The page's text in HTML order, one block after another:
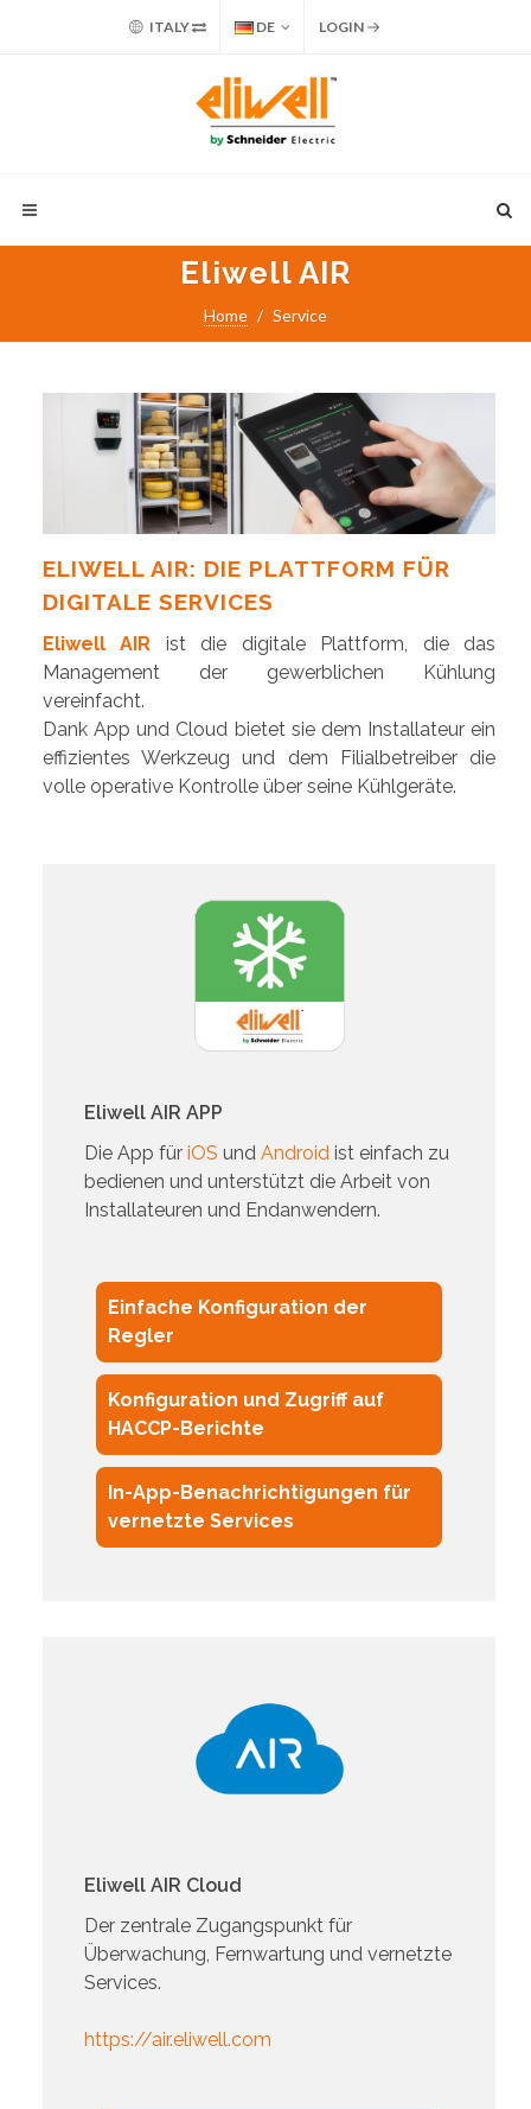
ITALY DE LOGIN
Eliwell AIR
Home Service
ELIWELL AIR: DIE PLATTFORM FÜR
DIGITALE SERVICES
Eliwell AIR ist die digitale Plattform, die das
Management der gewerblichen Kühlung
vereinfacht.
Dank App und Cloud bietet sie dem Installateur ein
effizientes Werkzeug und dem Filialbetreiber die
volle operative Kontrolle über seine Kühlgeräte.
Eliwell AIR APP
Die App für iOS und Android ist einfach zu
bedienen und unterstützt die Arbeit von
Installateuren und Endanwendern.
Einfache Konfiguration der
Regler
Konfiguration und Zugriff auf
HACCP-Berichte
In-App-Benachrichtigungen für
vernetzte Services
Eliwell AIR Cloud
Der zentrale Zugangspunkt für
Überwachung, Fernwartung und vernetzte
Services.
https://air.eliwell.com